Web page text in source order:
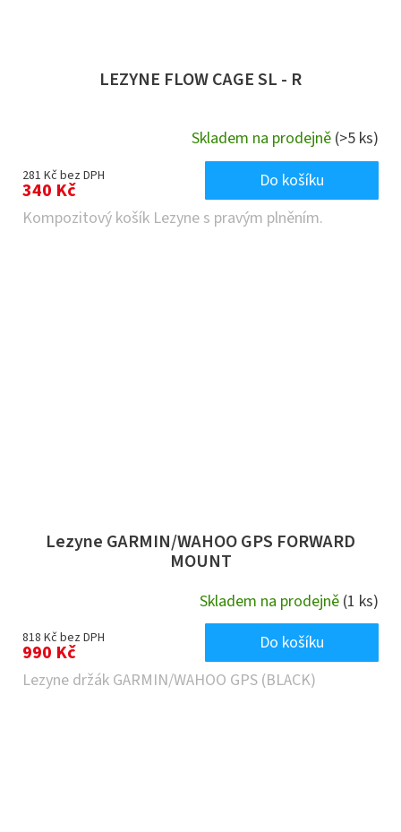
LEZYNE FLOW CAGE SL - R
Skladem na prodejně (>5 ks)
281 Kč bez DPH
340 Kč
Do košíku
Kompozitový košík Lezyne s pravým plněním.
Lezyne GARMIN/WAHOO GPS FORWARD
MOUNT
Skladem na prodejně (1 ks)
818 Kč bez DPH
990 Kč
Do košíku
Lezyne držák GARMIN/WAHOO GPS (BLACK)